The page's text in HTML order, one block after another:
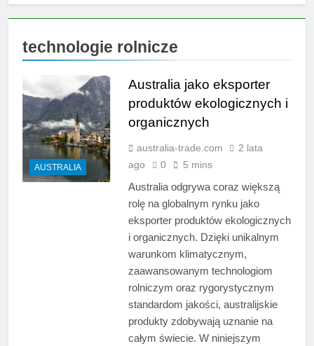
technologie rolnicze
AUSTRALIA
Australia jako eksporter
produktów ekologicznych i
organicznych
australia-trade.com
2 lata
ago
0 5 mins
Australia odgrywa coraz większą
rolę na globalnym rynku jako
eksporter produktów ekologicznych
i organicznych. Dzięki unikalnym
warunkom klimatycznym,
zaawansowanym technologiom
rolniczym oraz rygorystycznym
standardom jakości, australijskie
produkty zdobywają uznanie na
całym świecie. W niniejszym